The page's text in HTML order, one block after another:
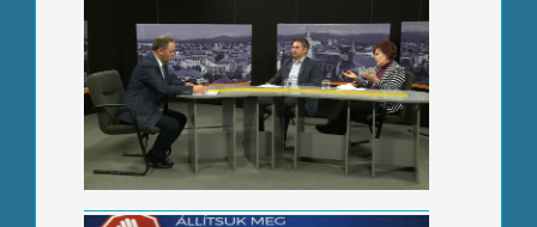
Borverseny Nagyrédén